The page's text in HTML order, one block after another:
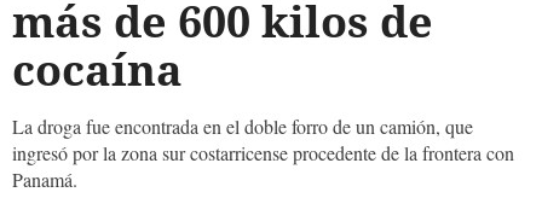
más de 600 kilos de
cocaína
La droga fue encontrada en el doble forro de un camión, que
ingresó por la zona sur costarricense procedente de la frontera con
Panamá.